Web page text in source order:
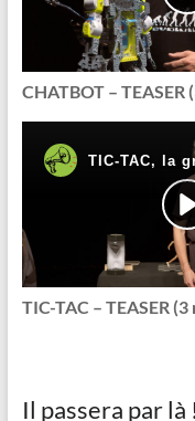
CHATBOT – TEASER
TIC-TAC – TEASER (3
Il passera par là !